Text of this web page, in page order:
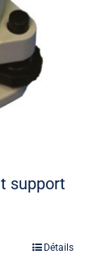
support
Détails